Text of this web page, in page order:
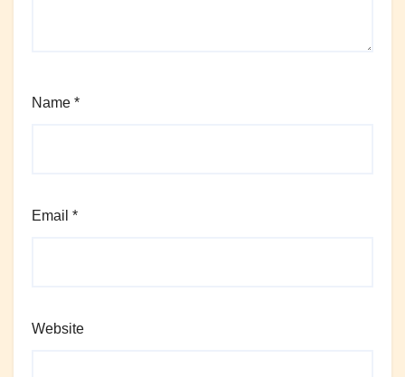
Name *
Email *
Website